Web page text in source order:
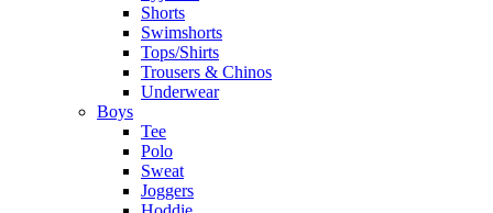
Shorts
Swimshorts
Tops/Shirts
Trousers & Chinos
Underwear
Boys
Tee
Polo
Sweat
Joggers